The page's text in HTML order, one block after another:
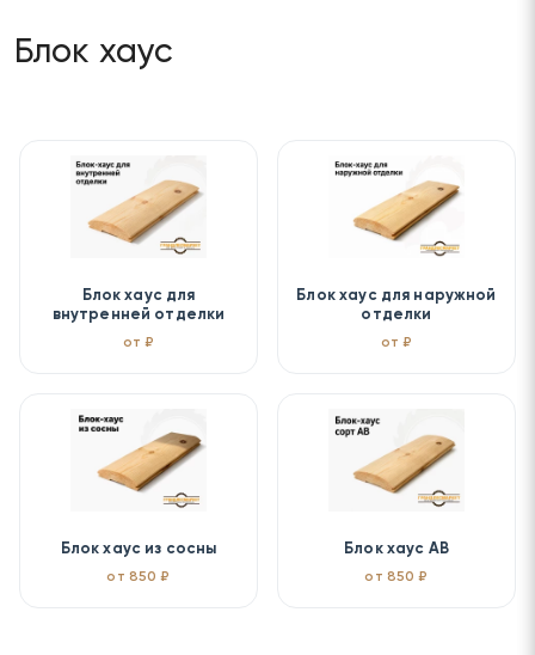
Блок хаус
Блок хаус для
внутренней отделки
от ₽
Блок хаус для наружной
отделки
от ₽
Блок хаус из сосны
от 850 ₽
Блок хаус AB
от 850 ₽